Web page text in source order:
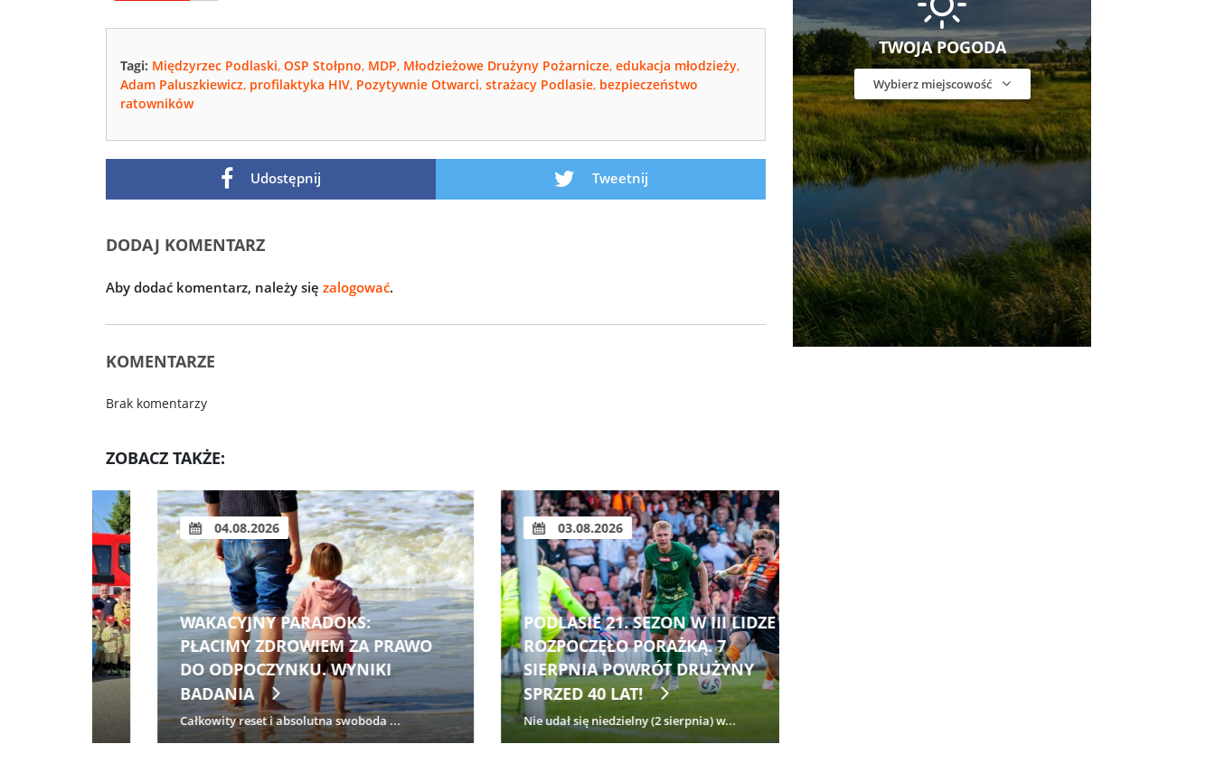
Tagi: Międzyrzec Podlaski, OSP Stołpno, MDP, Młodzieżowe Drużyny Pożarnicze, edukacja młodzieży,
Adam Paluszkiewicz, profilaktyka HIV, Pozytywnie Otwarci, strażacy Podlasie, bezpieczeństwo
ratowników
Udostępnij Tweetnij
DODAJ KOMENTARZ
Aby dodać komentarz, należy się zalogować.
KOMENTARZE
Brak komentarzy
ZOBACZ TAKŻE:
04.08.2026
WAKACYJNY PARADOKS:
PŁACIMY ZDROWIEM ZA PRAWO
DO ODPOCZYNKU. WYNIKI
BADANIA
Całkowity reset i absolutna swoboda ...
03.08.2026
PODLASIE 21. SEZON W III LIDZE
ROZPOCZĘŁO PORAŻKĄ. 7
SIERPNIA POWRÓT DRUŻYNY
SPRZED 40 LAT!
Nie udał się niedzielny (2 sierpnia) w...
TWOJA POGODA
Wybierz miejscowość